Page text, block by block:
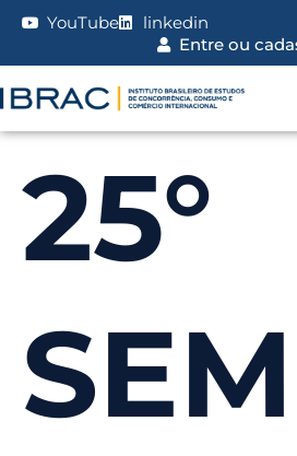
YouTube
linkedin
Entre ou
25°